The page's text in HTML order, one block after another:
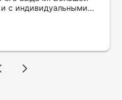
с индивидуальными
было нанести принт
Заказ был исполнен
красиво, даже не
на все мои вопросы.